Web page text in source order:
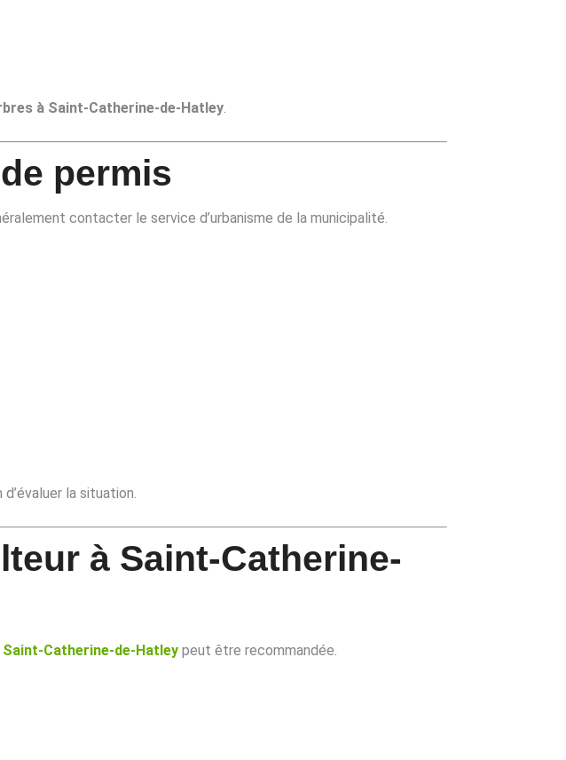
à Saint-Catherine-de-Hatley.
permis
contacter le service d’urbanisme de la municipalité.
la situation.
à Saint-Catherine-
Catherine-de-Hatley peut être recommandée.